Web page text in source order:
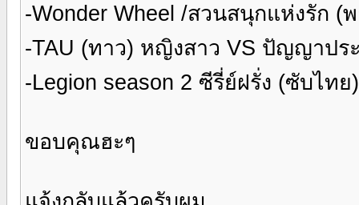
-Wonder Wheel /สวนสนุกแห่งรัก
-TAU (ทาว) หญิงสาว VS ปัญญาป
-Legion season 2 ซีรี่ย์ฝรั่ง (ซับไท
ขอบคุณฮะๆ